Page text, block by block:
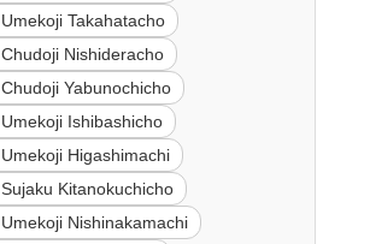
Takahatacho
Nishideracho
Yabunochicho
Ishibashicho
Higashimachi
Kitanokuchicho
Nishinakamachi